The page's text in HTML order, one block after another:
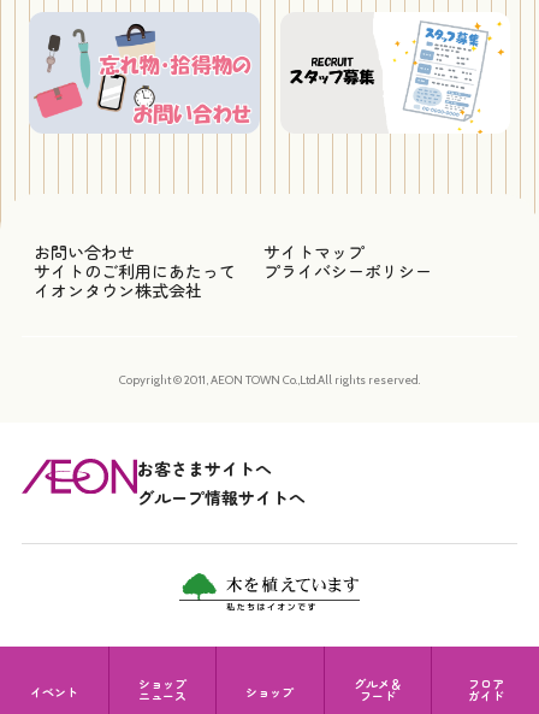
イベント ショップ
ニュース ショップ グルメ＆
フード
フロア
ガイド
お問い合わせ
サイトマップ
サイトのご利用にあたって
プライバシーポリシー
イオンタウン株式会社
Copyright © 2011, AEON TOWN Co.,Ltd.All rights reserved.
お客さまサイトへ
グループ情報サイトへ